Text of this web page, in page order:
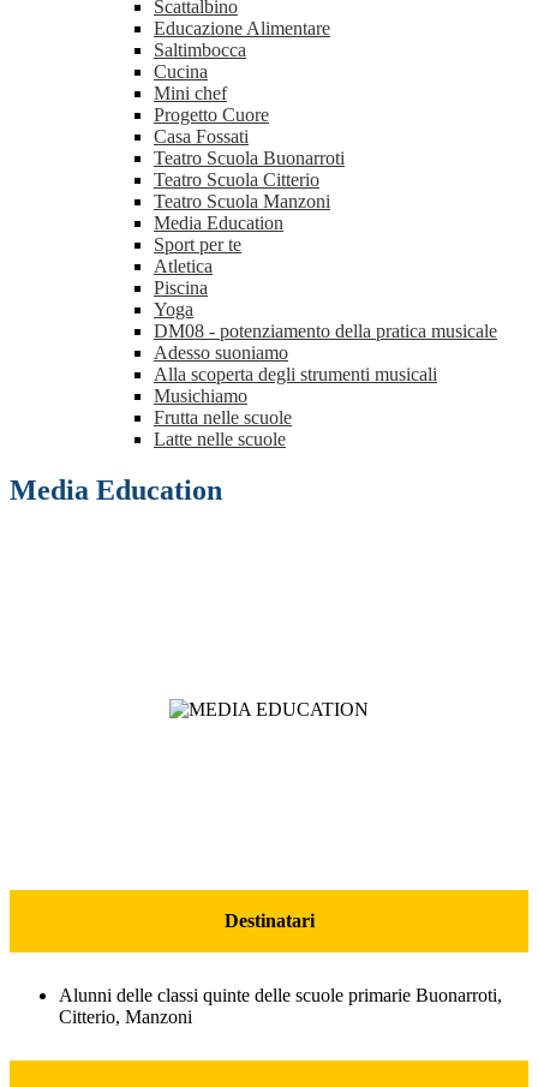
Scattalbino
Educazione Alimentare
Saltimbocca
Cucina
Mini chef
Progetto Cuore
Casa Fossati
Teatro Scuola Buonarroti
Teatro Scuola Citterio
Teatro Scuola Manzoni
Media Education
Sport per te
Atletica
Piscina
Yoga
DM08 - potenziamento della pratica musicale
Adesso suoniamo
Alla scoperta degli strumenti musicali
Musichiamo
Frutta nelle scuole
Latte nelle scuole
Media Education
Destinatari
Alunni delle classi quinte delle scuole primarie Buonarroti,
Citterio, Manzoni